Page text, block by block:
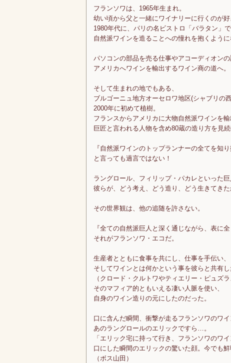
フランソワは、1965年生まれ。
幼い頃から父と一緒にワイナリーに行くのが好
1980年代に、パリの名ビストロ「バラタン」
自然派ワインを造ることへの憧れを抱くように
パソコンの部品を売る仕事やアコーディオン
アメリカへワインを輸出するワイン商の道へ。
そして生まれの地でもある、
ブルゴーニュ地方オーセロワ地区(シャブリの
2000年に初めて植樹。
フランスからアメリカに大物自然派ワインを輸
巨匠と言われる人物を含め80蔵の造り方を見続
『自然派ワインのトップランナーの全てを知
と言っても過言ではない！
ラングロール、フィリップ・パカレといった巨
彼らが、どう考え、どう造り、どう生きてきた
その世界観は、他の追随を許さない。
『全ての自然派巨人と深く通じながら、表に
それがフランソワ・エコだ。
生産者とともに食事を共にし、仕事を手伝い、
そしてワインとは何かという事を彼らと共有し
（クロード・クルトワやティエリー・ピュズ
そのマフィア的ともいえる凄い人脈を使い、
自身のワイン造りの元にしたのだった。
口に含んだ瞬間、衝撃が走るフランソワのワイ
あのラングロールのエリックですら…。
「エリック宅に持って行き、フランソワのワ
口にした瞬間のエリックの驚いた顔。今でも鮮
（ボス山田）